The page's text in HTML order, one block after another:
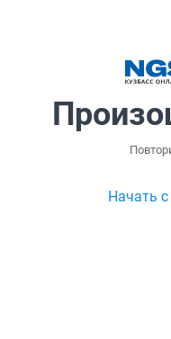
Начать